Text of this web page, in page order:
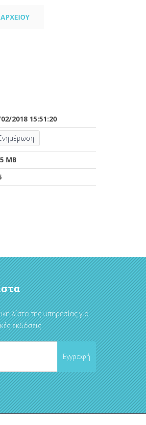
2018 15:51:20
MB
λίστα της υπηρεσίας για
εκδόσεις